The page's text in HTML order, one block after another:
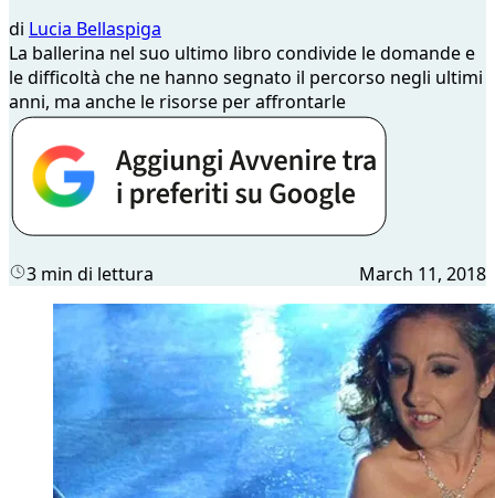
di Lucia Bellaspiga
La ballerina nel suo ultimo libro condivide le domande e
le difficoltà che ne hanno segnato il percorso negli ultimi
anni, ma anche le risorse per affrontarle
3 min di lettura March 11, 2018